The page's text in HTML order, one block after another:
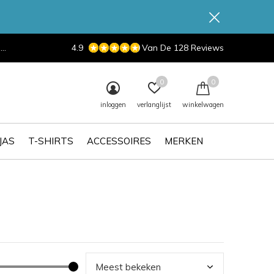
T-SHIRTS ACCESSOIRES MERKEN
inloggen verlanglijst
0
winkelwagen
0
4.9 Van De 128 Reviews